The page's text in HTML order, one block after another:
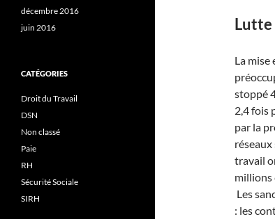
Lutte
La mise
stoppé
2,4 fois
par la
travail
millions
Les
: les
décembre 2016
juin 2016
CATÉGORIES
Droit du Travail
DSN
Non classé
Paie
RH
Sécurité Sociale
SIRH